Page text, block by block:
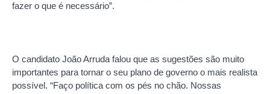
fazer o que é necessário”.
O candidato João Arruda falou que as sugestões são muito
importantes para tornar o seu plano de governo o mais realista
possível. “Faço política com os pés no chão. Nossas